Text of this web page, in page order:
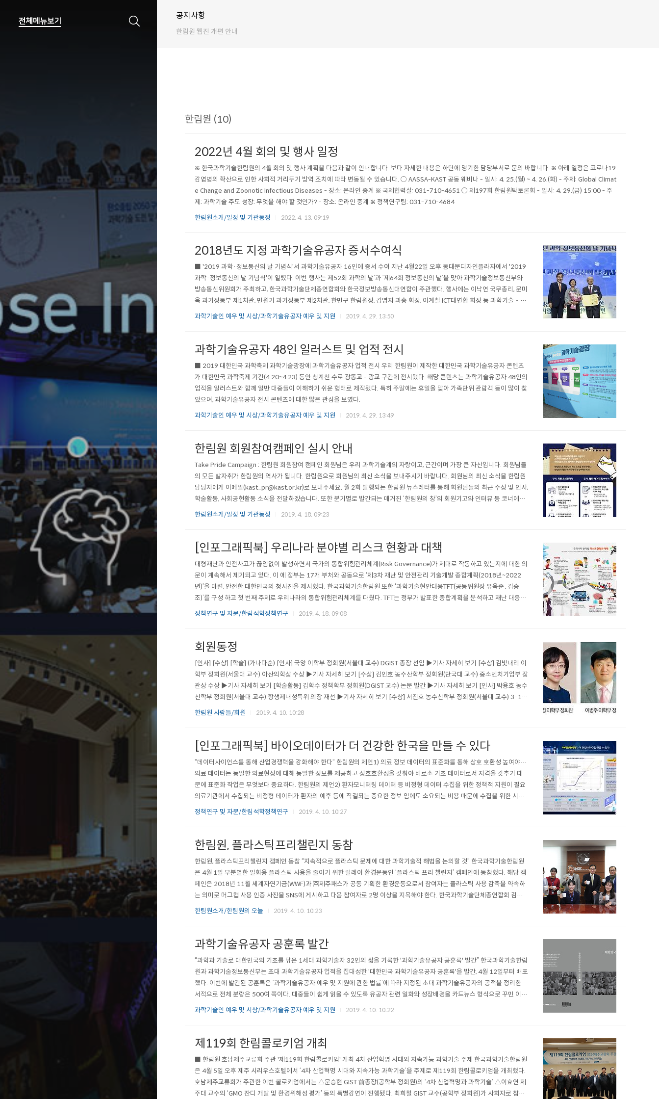
공지사항
한림원 웹진 개편 안내
한림원 (10)
2022년 4월 회의 및 행사 일정
※ 한국과학기술한림원의 4월 회의 및 행사 계획을 다음과 같이 안내합니다. 보다 자세한 내용은 하단에 명기한 담당부서로 문의 바랍니다. ※ 아래 일정은 코로나19
감염병의 확산으로 인한 사회적 거리두기 방역 조치에 따라 변동될 수 있습니다. ○ AASSA-KAST 공동 웨비나 - 일시: 4. 25.(월) ~ 4. 26.(화) - 주제: Global Climat
e Change and Zoonotic Infectious Diseases - 장소: 온라인 중계 ※ 국제협력실: 031-710-4651 ○ 제197회 한림원탁토론회 - 일시: 4. 29.(금) 15:00 - 주
제: 과학기술 주도 성장: 무엇을 해야 할 것인가? - 장소: 온라인 중계 ※ 정책연구팀: 031-710-4684
한림원소개/일정 및 기관동정
2022. 4. 13. 09:19
2018년도 지정 과학기술유공자 증서수여식
■ '2019 과학·정보통신의 날 기념식'서 과학기술유공자 16인에 증서 수여 지난 4월22일 오후 동대문디자인플라자에서 '2019
과학·정보통신의 날 기념식'이 열렸다. 이번 행사는 제52회 과학의 날’과 ‘제64회 정보통신의 날’을 맞아 과학기술정보통신부와
방송통신위원회가 주최하고, 한국과학기술단체총연합회와 한국정보방송통신대연합이 주관했다. 행사에는 이낙연 국무총리, 문미
옥 과기정통부 제1차관, 민원기 과기정통부 제2차관, 한민구 한림원장, 김명자 과총 회장, 이계철 ICT대연합 회장 등 과학기술‧정
보통신 주요 인사들을 포함, 수상자 가족을 비롯해 총 800여명이 참석했다. 특히 이날 행사에서는 2018년도 지정 과학기술유공
과학기술인 예우 및 시상/과학기술유공자 예우 및 지원 2019. 4. 29. 13:50
과학기술유공자 48인 일러스트 및 업적 전시
■ 2019 대한민국 과학축제 과학기술광장에 과학기술유공자 업적 전시 우리 한림원이 제작한 대한민국 과학기술유공자 콘텐츠
가 대한민국 과학축제 기간(4.20~4.23) 동안 청계천 수로 광통교 - 광교 구간에 전시됐다. 해당 콘텐츠는 과학기술유공자 48인의
업적을 일러스트와 함께 일반 대중들이 이해하기 쉬운 형태로 제작됐다. 특히 주말에는 휴일을 맞아 가족단위 관람객 등이 많이 찾
았으며, 과학기술유공자 전시 콘텐츠에 대한 많은 관심을 보였다.
과학기술인 예우 및 시상/과학기술유공자 예우 및 지원
2019. 4. 29. 13:49
한림원 회원참여캠페인 실시 안내
Take Pride Campaign : 한림원 회원참여 캠페인 회원님은 우리 과학기술계의 자랑이고, 근간이며 가장 큰 자산입니다. 회원님들
의 모든 발자취가 한림원의 역사가 됩니다. 한림원으로 회원님의 최신 소식을 보내주시기 바랍니다. 회원님의 최신 소식을 한림원
담당자에게 이메일(kast_pr@kast.or.kr)로 보내주세요. 월 2회 발행되는 한림원 뉴스레터를 통해 회원님들의 최근 수상 및 인사,
학술활동, 사회공헌활동 소식을 전달하겠습니다. 또한 분기별로 발간되는 매거진 ‘한림원의 창’의 회원기고와 인터뷰 등 코너에도
적극 참여해 주세요.
한림원소개/일정 및 기관동정 2019. 4. 18. 09:23
[인포그래픽북] 우리나라 분야별 리스크 현황과 대책
대형재난과 안전사고가 끊임없이 발생하면서 국가의 통합위험관리체계(Risk Governance)가 제대로 작동하고 있는지에 대한 의
문이 계속해서 제기되고 있다. 이 에 정부는 17개 부처와 공동으로 ‘제3차 재난 및 안전관리 기술개발 종합계획(2018년~2022
년)’을 마련, 안전한 대한민국의 청사진을 제시했다. 한국과학기술한림원 또한 ‘과학기술현안대응TFT(공동위원장 유욱준․김승
조)’를 구성 하고 첫 번째 주제로 우리나라의 통합위험관리체계를 다뤘다. TFT는 정부가 발표한 종합계획을 분석하고 재난 대응에
있어 과학기술 활용방안과 이를 위한 한림원의 역할을 제시했다. 특히 TFT는 현재 계획이 안전기술을 포괄적으로 다루고 있어 구
정책연구 및 자문/한림석학정책연구 2019. 4. 18. 09:08
회원동정
[인사] [수상] [학술] (가나다순) [인사] 국양 이학부 정회원(서울대 교수) DGIST 총장 선임 ▶기사 자세히 보기 [수상] 김빛내리 이
학부 정회원(서울대 교수) 아산의학상 수상 ▶기사 자세히 보기 [수상] 김인호 농수산학부 정회원(단국대 교수) 중소벤처기업부 장
관상 수상 ▶기사 자세히 보기 [학술활동] 김학수 정책학부 정회원(DGIST 교수) 논문 발간 ▶기사 자세히 보기 [인사] 박용호 농수
산학부 정회원(서울대 교수) 항생제내성특위 의장 재선 ▶기사 자세히 보기 [수상] 서진호 농수산학부 정회원(서울대 교수) 3·1문
화상 수상 ▶기사 자세히 보기 [수상] 오우택 의약학부 정회원(서울대 교수) 호암상 수상 ▶기사 자세히 보기 [학술활동] 송충의 이
한림원 사람들/회원 2019. 4. 10. 10:28
[인포그래픽북] 바이오데이터가 더 건강한 한국을 만들 수 있다
“데이터사이언스를 통해 산업경쟁력을 강화해야 한다“ 한림원의 제언1) 의료 정보 데이터의 표준화를 통해 상호 호환성 높여야…
의료 데이터는 동일한 의료현상에 대해 동일한 정보를 제공하고 상호호환성을 갖춰야 비로소 기초 데이터로서 자격을 갖추기 때
문에 표준화 작업은 무엇보다 중요하다. 한림원의 제언2) 환자모니터링 데이터 등 비정형 데이터 수집을 위한 정책적 지원이 필요
의료기관에서 수집되는 비정형 데이터가 환자의 예후 등에 직결되는 중요한 정보 임에도 소요되는 비용 때문에 수집을 위한 시스
템이 구축되지 못하고 있다. 비정형 데이터의 수집을 위한 투자가 필요하다. 한국은 전 세계에서 가장 빠른 속도로 100세 넘게 장
정책연구 및 자문/한림석학정책연구 2019. 4. 10. 10:27
한림원, 플라스틱프리챌린지 동참
한림원, 플라스틱프리챌린지 캠페인 동참 “지속적으로 플라스틱 문제에 대한 과학기술적 해법을 논의할 것” 한국과학기술한림원
은 4월 1일 무분별한 일회용 플라스틱 사용을 줄이기 위한 릴레이 환경운동인 ‘플라스틱 프리 챌린지’ 캠페인에 동참했다. 해당 캠
페인은 2018년 11월 세계자연기금(WWF)과 ㈜제주패스가 공동 기획한 환경운동으로서 참여자는 플라스틱 사용 감축을 약속하
는 의미로 머그컵 사용 인증 사진을 SNS에 게시하고 다음 참여자로 2명 이상을 지목해야 한다. 한국과학기술단체총연합회 김명
자 회장의 지목에 따라 캠페인에 참여한 한민구 원장은 정진호 총괄부원장, 이두성 대외협력부원장을 비롯한 임직원들과 함께 기
한림원소개/한림원의 오늘 2019. 4. 10. 10:23
과학기술유공자 공훈록 발간
“과학과 기술로 대한민국의 기초를 닦은 1세대 과학기술자 32인의 삶을 기록한 '과학기술유공자 공훈록' 발간” 한국과학기술한림
원과 과학기술정보통신부는 초대 과학기술유공자 업적을 집대성한 '대한민국 과학기술유공자 공훈록'을 발간, 4월 12일부터 배포
했다. 이번에 발간된 공훈록은 ‘과학기술유공자 예우 및 지원에 관한 법률’에 따라 지정된 초대 과학기술유공자의 공적을 정리한
서적으로 전체 분량은 500여 쪽이다. 대중들이 쉽게 읽을 수 있도록 유공자 관련 일화와 성장배경을 카드뉴스 형식으로 꾸민 이미
지책도 별도로 발간했다. '국적없는 자유주의자' 故이임학 UBC명예교수부터 '과학 국가를 설계한 재상' 故최형섭 KIST 초대소장
과학기술인 예우 및 시상/과학기술유공자 예우 및 지원 2019. 4. 10. 10:22
제119회 한림콜로키엄 개최
■ 한림원 호남제주교류회 주관 '제119회 한림콜로키엄' 개최 4차 산업혁명 시대와 지속가능 과학기술 주제 한국과학기술한림원
은 4월 5일 오후 제주 시리우스호텔에서 ‘4차 산업혁명 시대와 지속가능 과학기술’을 주제로 제119회 한림콜로키엄을 개최했다.
호남제주교류회가 주관한 이번 콜로키엄에서는 △문승현 GIST 前총장(공학부 정회원)의 ‘4차 산업혁명과 과학기술’ △이효연 제
주대 교수의 ‘GMO 잔디 개발 및 환경위해성 평가’ 등의 특별강연이 진행됐다. 최희철 GIST 교수(공학부 정회원)가 사회자로 참여